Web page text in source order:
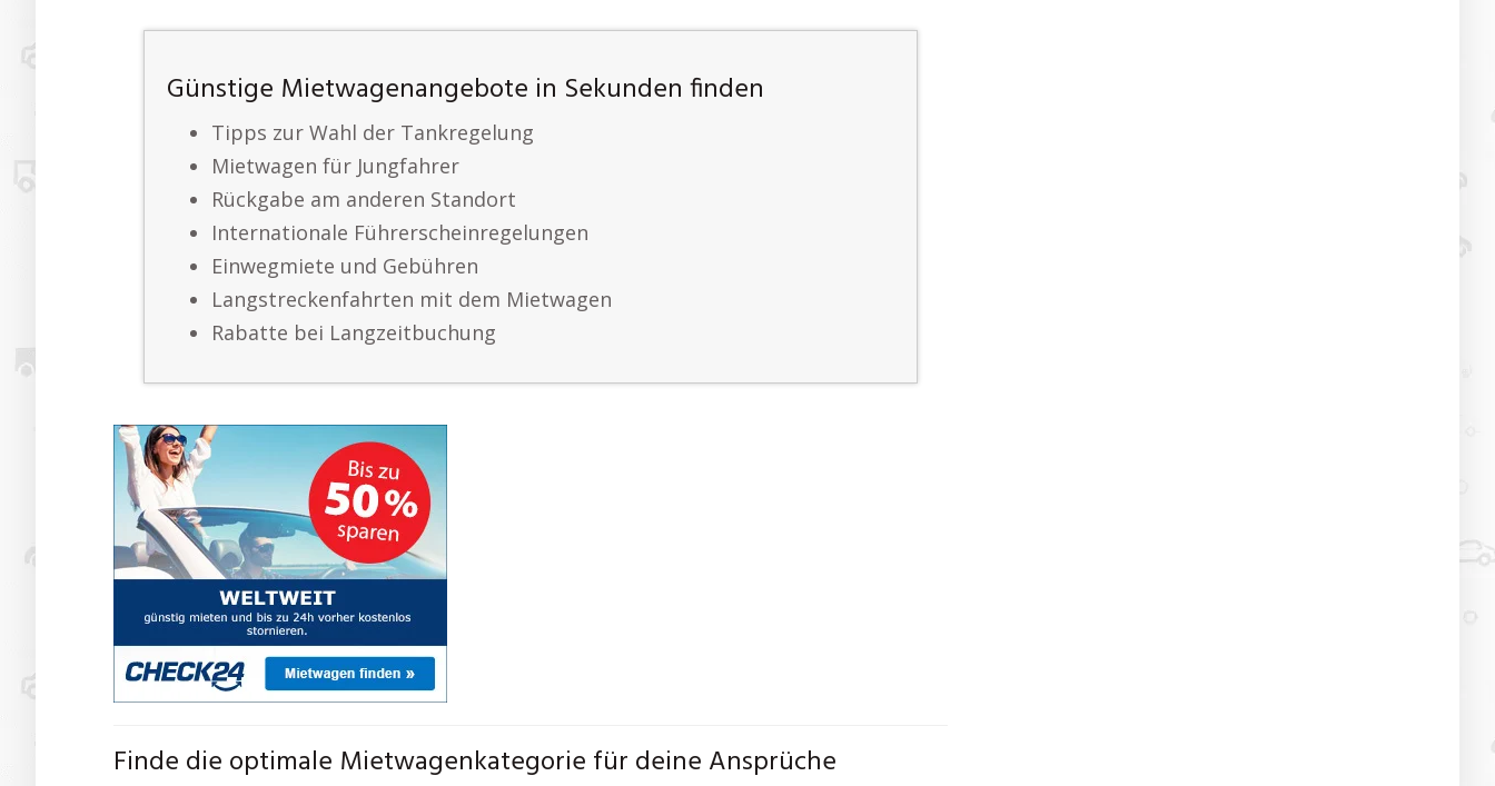
Günstige Mietwagenangebote in Sekunden finden
Tipps zur Wahl der Tankregelung
Mietwagen für Jungfahrer
Rückgabe am anderen Standort
Internationale Führerscheinregelungen
Einwegmiete und Gebühren
Langstreckenfahrten mit dem Mietwagen
Rabatte bei Langzeitbuchung
Finde die optimale Mietwagenkategorie für deine Ansprüche